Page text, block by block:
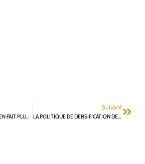
Suivant
LA POLITIQUE DE DENSIFICATION DE LA VILLE DE FONTENAY-AUX-ROSES SE HEURTE AUX OBJECTIFS DE LA STRATÉGIE NATIONALE BAS CARBONE